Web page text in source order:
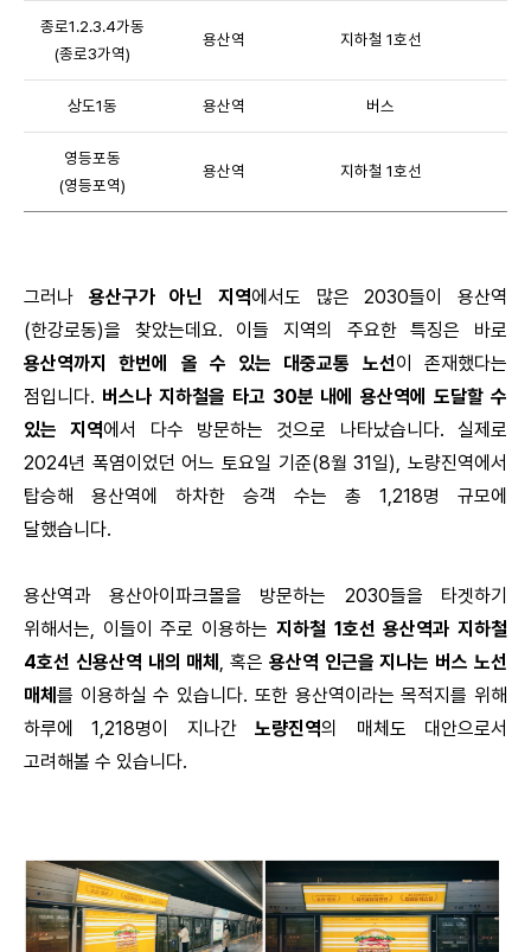
종로1.2.3.4가동
(종로3가역)
용산역 지하철 1호선
상도1동 용산역 버스
영등포동
(영등포역)
용산역 지하철 1호선
그러나 용산구가 아닌 지역에서도 많은 2030들이 용산역
(한강로동)을 찾았는데요. 이들 지역의 주요한 특징은 바로
용산역까지 한번에 올 수 있는 대중교통 노선이 존재했다는
점입니다. 버스나 지하철을 타고 30분 내에 용산역에 도달할 수
있는 지역에서 다수 방문하는 것으로 나타났습니다. 실제로
2024년 폭염이었던 어느 토요일 기준(8월 31일), 노량진역에서
탑승해 용산역에 하차한 승객 수는 총 1,218명 규모에
달했습니다.
용산역과 용산아이파크몰을 방문하는 2030들을 타겟하기
위해서는, 이들이 주로 이용하는 지하철 1호선 용산역과 지하철
4호선 신용산역 내의 매체 , 혹은 용산역 인근을 지나는 버스 노선
매체 를 이용하실 수 있습니다. 또한 용산역이라는 목적지를 위해
하루에 1,218명이 지나간노량진역의 매체도 대안으로서
고려해볼 수 있습니다.